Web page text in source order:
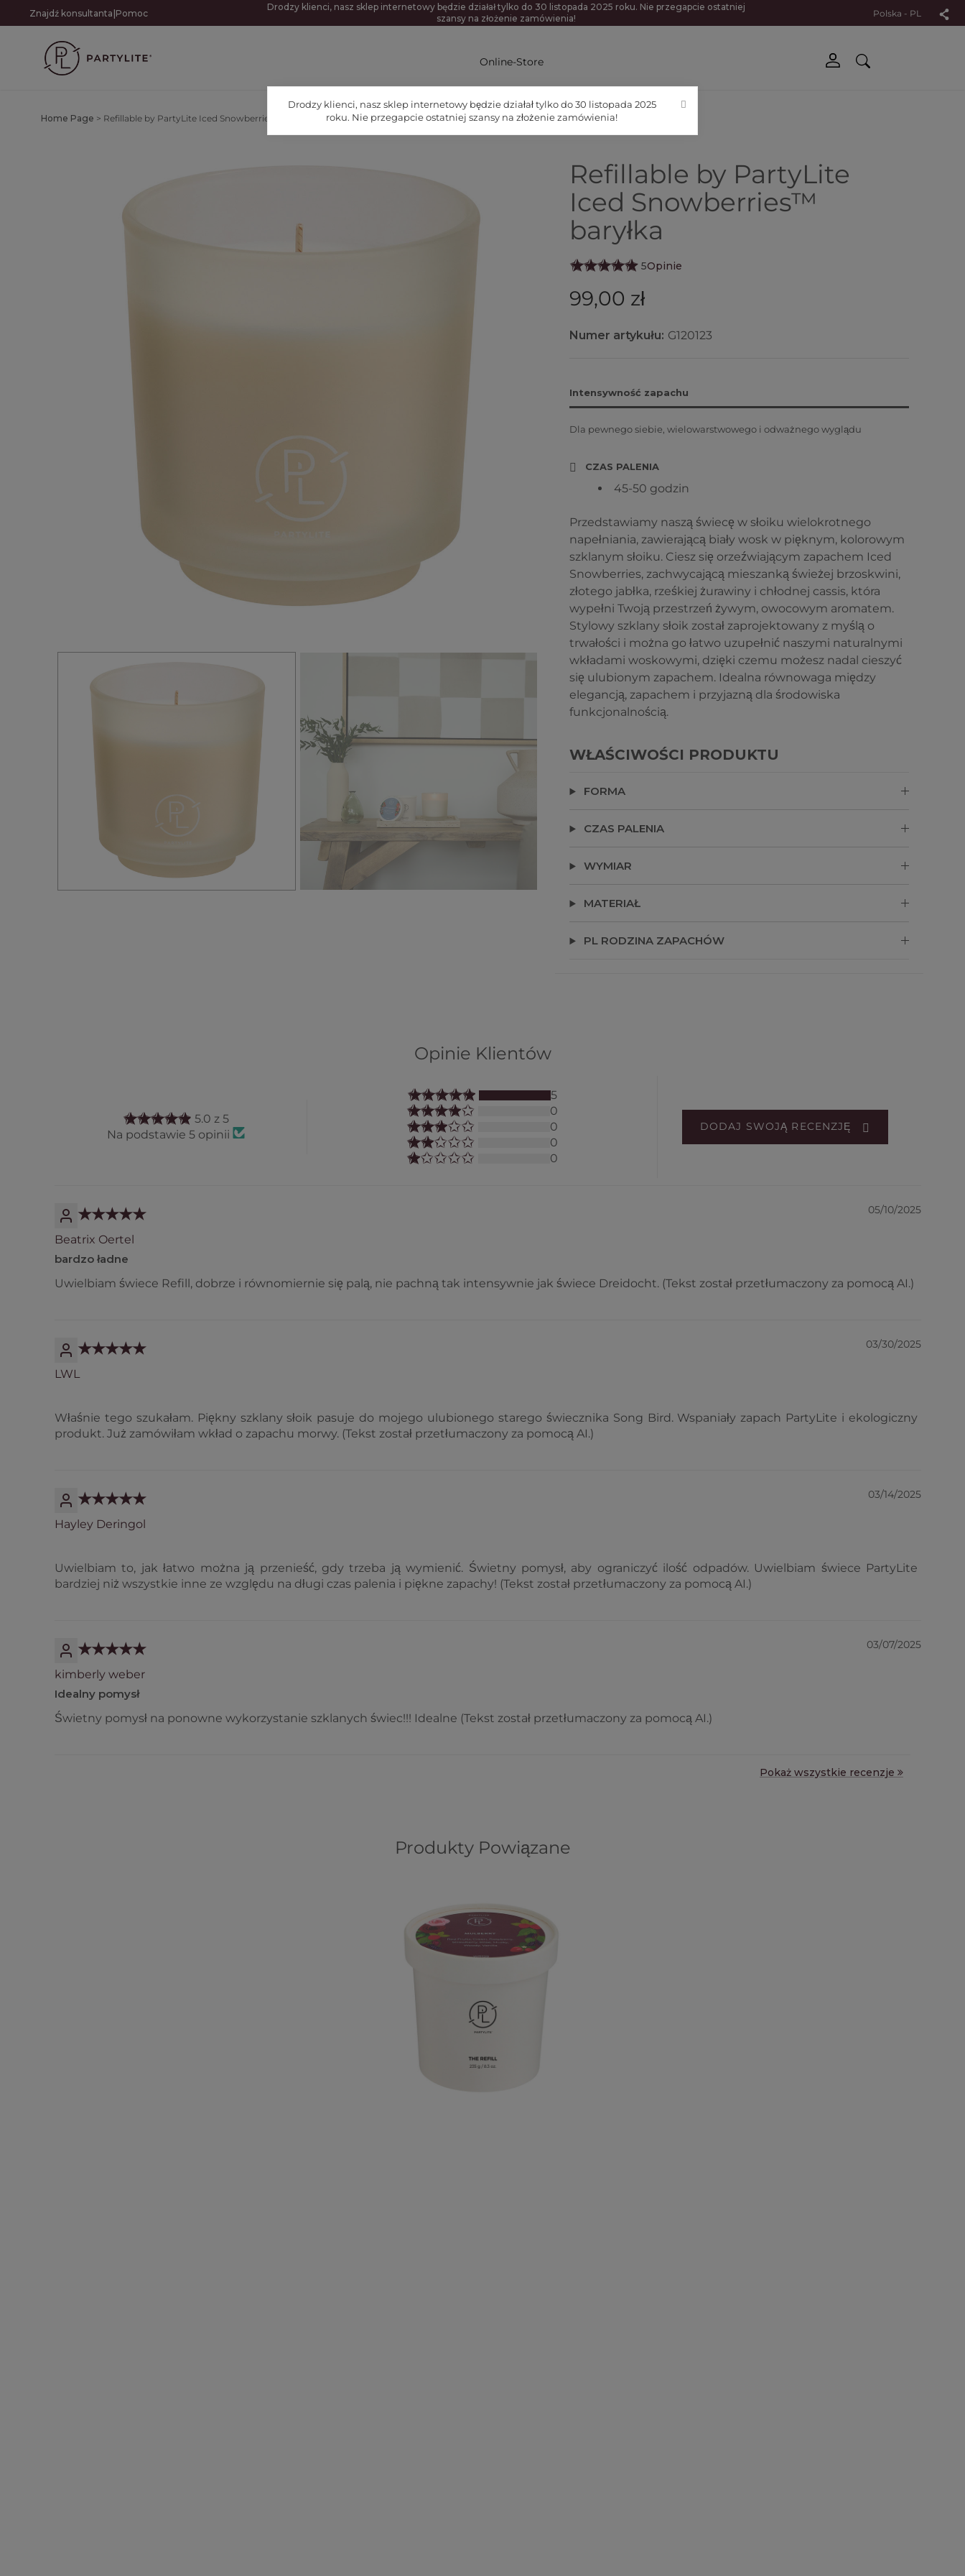
Znajdź konsultanta |Pomoc
Drodzy klienci, nasz sklep internetowy będzie działał tylko do 30 listopada 2025 roku. Nie przegapcie ostatniej
szansy na złożenie zamówienia!
Polska - PL
Online-Store
Home Page > Refillable by PartyLite Iced Snowberries™ baryłka
Refillable by PartyLite
Iced Snowberries™
baryłka
5Opinie
99,00 zł
Numer artykułu: G120123
Intensywność zapachu
Dla pewnego siebie, wielowarstwowego i odważnego wyglądu
CZAS PALENIA
45-50 godzin
Przedstawiamy naszą świecę w słoiku wielokrotnego
napełniania, zawierającą biały wosk w pięknym, kolorowym
szklanym słoiku. Ciesz się orzeźwiającym zapachem Iced
Snowberries, zachwycającą mieszanką świeżej brzoskwini,
złotego jabłka, rześkiej żurawiny i chłodnej cassis, która
wypełni Twoją przestrzeń żywym, owocowym aromatem.
Stylowy szklany słoik został zaprojektowany z myślą o
trwałości i można go łatwo uzupełnić naszymi naturalnymi
wkładami woskowymi, dzięki czemu możesz nadal cieszyć
się ulubionym zapachem. Idealna równowaga między
elegancją, zapachem i przyjazną dla środowiska
funkcjonalnością.
WŁAŚCIWOŚCI PRODUKTU
FORMA
CZAS PALENIA
WYMIAR
MATERIAŁ
PL RODZINA ZAPACHÓW
Opinie Klientów
5.0 z 5
Na podstawie 5 opinii
5
0
0
0
0
DODAJ SWOJĄ RECENZJĘ
05/10/2025
Beatrix Oertel
bardzo ładne
Uwielbiam świece Refill, dobrze i równomiernie się palą, nie pachną tak intensywnie jak świece Dreidocht. (Tekst został przetłumaczony za pomocą AI.)
03/30/2025
LWL
Właśnie tego szukałam. Piękny szklany słoik pasuje do mojego ulubionego starego świecznika Song Bird. Wspaniały zapach PartyLite i ekologiczny
produkt. Już zamówiłam wkład o zapachu morwy. (Tekst został przetłumaczony za pomocą AI.)
03/14/2025
Hayley Deringol
Uwielbiam to, jak łatwo można ją przenieść, gdy trzeba ją wymienić. Świetny pomysł, aby ograniczyć ilość odpadów. Uwielbiam świece PartyLite
bardziej niż wszystkie inne ze względu na długi czas palenia i piękne zapachy! (Tekst został przetłumaczony za pomocą AI.)
03/07/2025
kimberly weber
Idealny pomysł
Świetny pomysł na ponowne wykorzystanie szklanych świec!!! Idealne (Tekst został przetłumaczony za pomocą AI.)
Pokaż wszystkie recenzje
Produkty Powiązane
Drodzy klienci, nasz sklep internetowy będzie działał tylko do 30 listopada 2025
roku. Nie przegapcie ostatniej szansy na złożenie zamówienia!